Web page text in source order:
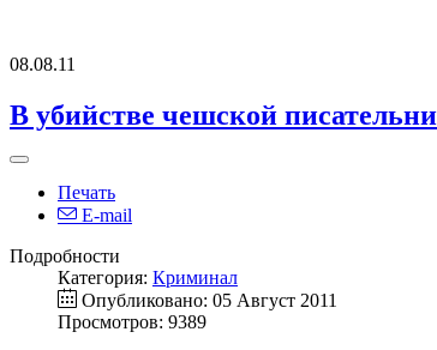
08.08.11
В убийстве чешской
Печать
E-mail
Подробности
Категория: Криминал
Опубликовано: 05 Август 2011
Просмотров: 9389